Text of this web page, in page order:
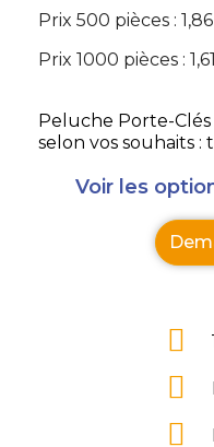
Prix 500 pièces :
Prix 1000 pièces :
Peluche Porte-
selon vos souhaits :
Voir les